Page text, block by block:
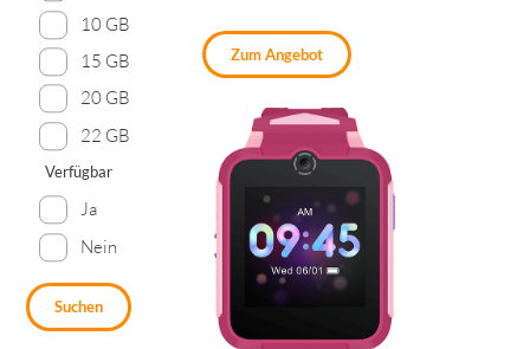
10 GB
15 GB
20 GB
22 GB
Verfügbar
Ja
Nein
Suchen
Zum Angebot